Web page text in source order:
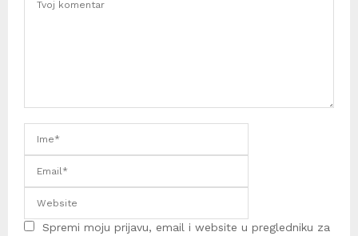
Spremi moju prijavu, email i website u pregledniku za